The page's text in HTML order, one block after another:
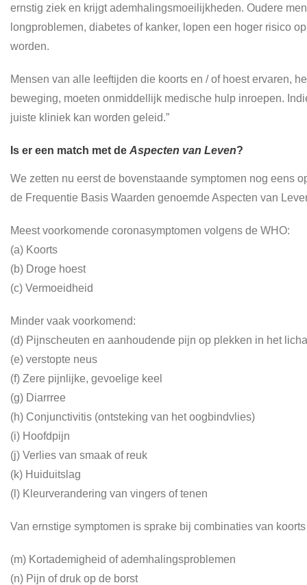
ernstig ziek en krijgt ademhalingsmoeilijkheden. Oudere
longproblemen, diabetes of kanker, lopen een hoger risico
worden.
Mensen van alle leeftijden die koorts en / of hoest ervaren,
beweging, moeten onmiddellijk medische hulp inroepen.
juiste kliniek kan worden geleid.”
Is er een match met de Aspecten van Leven?
We zetten nu eerst de bovenstaande symptomen nog eens
de Frequentie Basis Waarden genoemde Aspecten van
Meest voorkomende coronasymptomen volgens de WHO:
(a) Koorts
(b) Droge hoest
(c) Vermoeidheid
Minder vaak voorkomend:
(d) Pijnscheuten en aanhoudende pijn op plekken in het
(e) verstopte neus
(f) Zere pijnlijke, gevoelige keel
(g) Diarrree
(h) Conjunctivitis (ontsteking van het oogbindvlies)
(i) Hoofdpijn
(j) Verlies van smaak of reuk
(k) Huiduitslag
(l) Kleurverandering van vingers of tenen
Van ernstige symptomen is sprake bij combinaties van
(m) Kortademigheid of ademhalingsproblemen
(n) Pijn of druk op de borst